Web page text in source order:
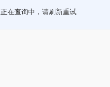
正在查询中，请刷新重试